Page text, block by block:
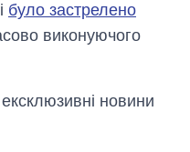
було застрелено
виконуючого
новини